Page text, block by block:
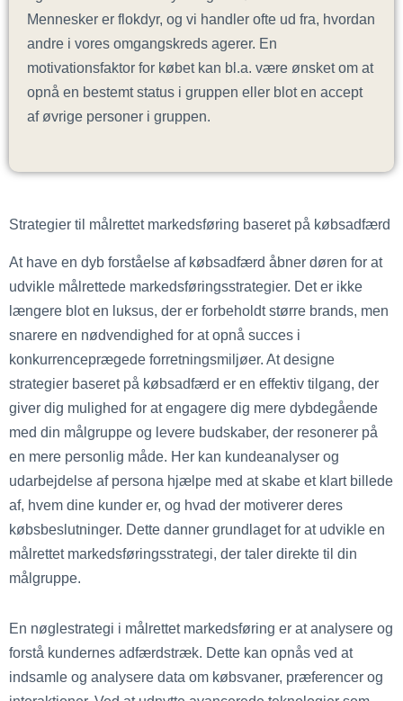
Mennesker er flokdyr, og vi handler ofte ud fra, hvordan
andre i vores omgangskreds agerer. En
motivationsfaktor for købet kan bl.a. være ønsket om at
opnå en bestemt status i gruppen eller blot en accept
af øvrige personer i gruppen.
Strategier til målrettet markedsføring baseret på købsadfærd
At have en dyb forståelse af købsadfærd åbner døren for at
udvikle målrettede markedsføringsstrategier. Det er ikke
længere blot en luksus, der er forbeholdt større brands, men
snarere en nødvendighed for at opnå succes i
konkurrenceprægede forretningsmiljøer. At designe
strategier baseret på købsadfærd er en effektiv tilgang, der
giver dig mulighed for at engagere dig mere dybdegående
med din målgruppe og levere budskaber, der resonerer på
en mere personlig måde. Her kan kundeanalyser og
udarbejdelse af persona hjælpe med at skabe et klart billede
af, hvem dine kunder er, og hvad der motiverer deres
købsbeslutninger. Dette danner grundlaget for at udvikle en
målrettet markedsføringsstrategi, der taler direkte til din
målgruppe.
En nøglestrategi i målrettet markedsføring er at analysere og
forstå kundernes adfærdstræk. Dette kan opnås ved at
indsamle og analysere data om købsvaner, præferencer og